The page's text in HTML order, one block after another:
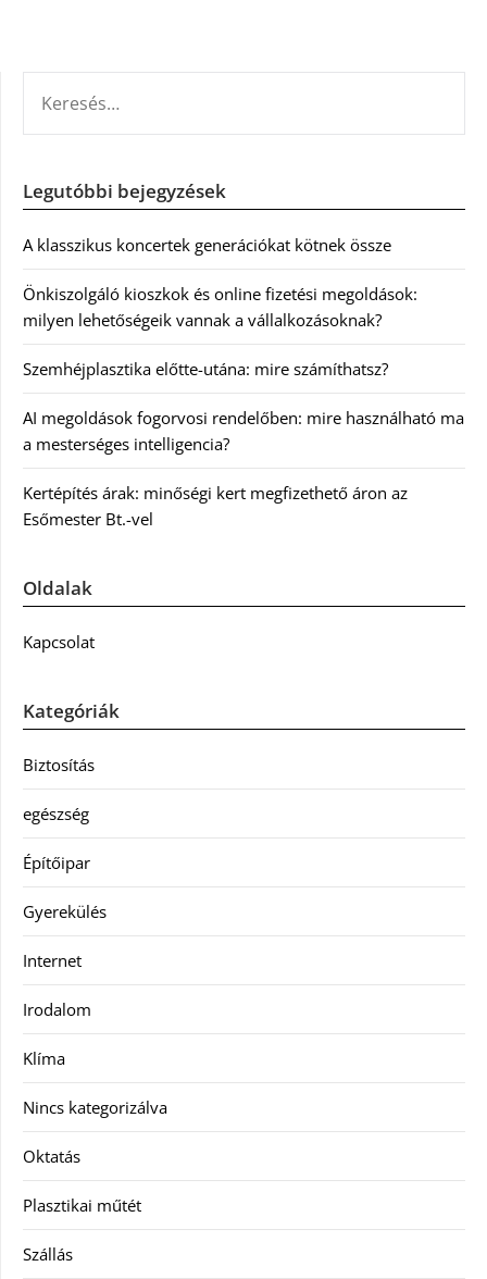
Legutóbbi bejegyzések
A klasszikus koncertek generációkat kötnek össze
Önkiszolgáló kioszkok és online fizetési megoldások:
milyen lehetőségeik vannak a vállalkozásoknak?
Szemhéjplasztika előtte-utána: mire számíthatsz?
AI megoldások fogorvosi rendelőben: mire használható ma
a mesterséges intelligencia?
Kertépítés árak: minőségi kert megfizethető áron az
Esőmester Bt.-vel
Oldalak
Kapcsolat
Kategóriák
Biztosítás
egészség
Építőipar
Gyerekülés
Internet
Irodalom
Klíma
Nincs kategorizálva
Oktatás
Plasztikai műtét
Szállás